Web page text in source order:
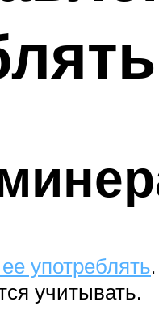
употреблять
учитывать.